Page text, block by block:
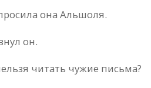
она Альшоля.
он.
читать чужие письма?